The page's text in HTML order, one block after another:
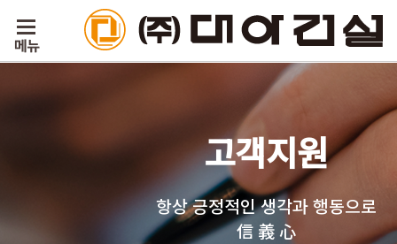
고객지원
항상 긍정적인 생각과 행동으로
信 義 心